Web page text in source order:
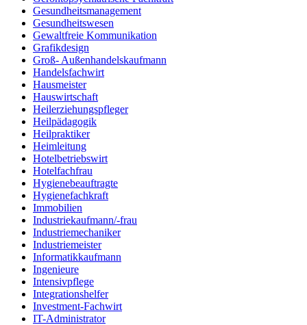
Gesundheitsmanagement
Gesundheitswesen
Gewaltfreie Kommunikation
Grafikdesign
Groß- Außenhandelskaufmann
Handelsfachwirt
Hausmeister
Hauswirtschaft
Heilerziehungspfleger
Heilpädagogik
Heilpraktiker
Heimleitung
Hotelbetriebswirt
Hotelfachfrau
Hygienebeauftragte
Hygienefachkraft
Immobilien
Industriekaufmann/-frau
Industriemechaniker
Industriemeister
Informatikkaufmann
Ingenieure
Intensivpflege
Integrationshelfer
Investment-Fachwirt
IT-Administrator